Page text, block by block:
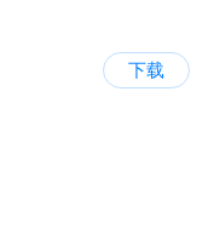
下载